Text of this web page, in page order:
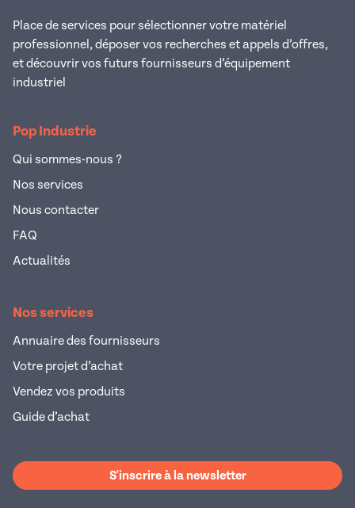
Place de services pour sélectionner votre matériel
professionnel, déposer vos recherches et appels d’offres,
et découvrir vos futurs fournisseurs d’équipement
industriel
Pop Industrie
Qui sommes-nous ?
Nos services
Nous contacter
FAQ
Actualités
Nos services
Annuaire des fournisseurs
Votre projet d’achat
Vendez vos produits
Guide d’achat
S'inscrire à la newsletter